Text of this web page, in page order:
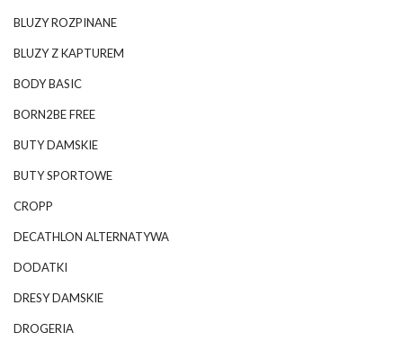
BLUZY ROZPINANE
BLUZY Z KAPTUREM
BODY BASIC
BORN2BE FREE
BUTY DAMSKIE
BUTY SPORTOWE
CROPP
DECATHLON ALTERNATYWA
DODATKI
DRESY DAMSKIE
DROGERIA